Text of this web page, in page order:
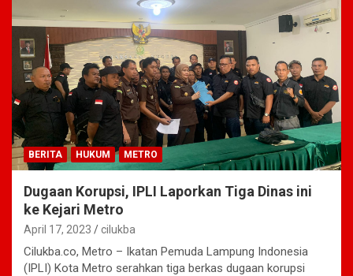
BERITA HUKUM METRO
Dugaan Korupsi, IPLI Laporkan Tiga Dinas ini
ke Kejari Metro
April 17, 2023 cilukba
Cilukba.co, Metro – Ikatan Pemuda Lampung Indonesia
(IPLI) Kota Metro serahkan tiga berkas dugaan korupsi